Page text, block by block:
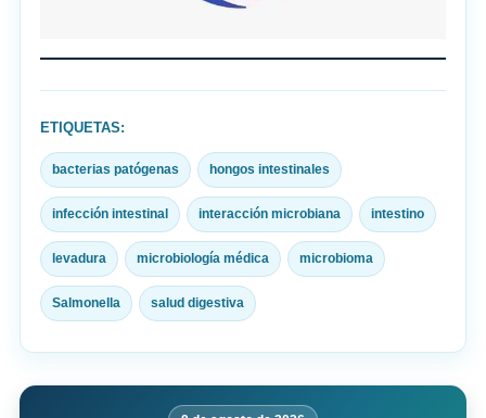
ETIQUETAS:
bacterias patógenas hongos intestinales
infección intestinal interacción microbiana intestino
levadura microbiología médica microbioma
Salmonella salud digestiva